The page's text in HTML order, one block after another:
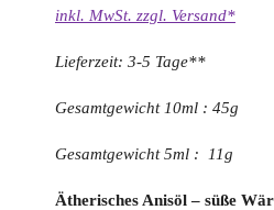
inkl. MwSt. zzgl. Versand*
Lieferzeit: 3-5 Tage**
Gesamtgewicht 10ml : 45g
Gesamtgewicht 5ml : 11g
Ätherisches Anisöl – süße